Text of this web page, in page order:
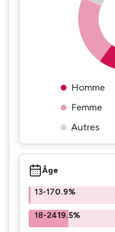
Homme
Femme
Autres
Âge
13-170.9%
18-2419.5%